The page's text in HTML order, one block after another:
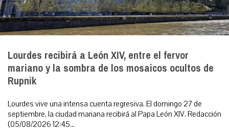
Lourdes recibirá a León XIV, entre el fervor
mariano y la sombra de los mosaicos ocultos de
Rupnik
Lourdes vive una intensa cuenta regresiva. El domingo 27 de
septiembre, la ciudad mariana recibirá al Papa León XIV. Redacción
(05/08/2026 12:45...